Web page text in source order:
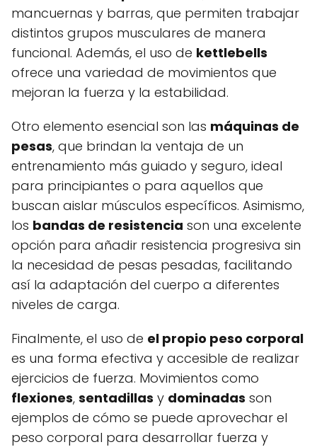
mancuernas y barras, que permiten trabajar
distintos grupos musculares de manera
funcional. Además, el uso de kettlebells
ofrece una variedad de movimientos que
mejoran la fuerza y la estabilidad.
Otro elemento esencial son las máquinas de
pesas, que brindan la ventaja de un
entrenamiento más guiado y seguro, ideal
para principiantes o para aquellos que
buscan aislar músculos específicos. Asimismo,
los bandas de resistencia son una excelente
opción para añadir resistencia progresiva sin
la necesidad de pesas pesadas, facilitando
así la adaptación del cuerpo a diferentes
niveles de carga.
Finalmente, el uso de el propio peso corporal
es una forma efectiva y accesible de realizar
ejercicios de fuerza. Movimientos como
flexiones, sentadillas y dominadas son
ejemplos de cómo se puede aprovechar el
peso corporal para desarrollar fuerza y